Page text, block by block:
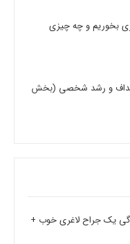
بخوریم و چه چیزی
اهداف و رشد شخصی (بخش
جراح لاغری (9 ویژگی یک جراح لاغری خوب +